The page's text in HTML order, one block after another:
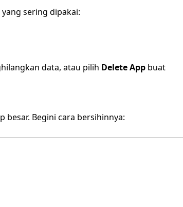
sering dipakai:
data, atau pilih Delete App buat
besar. Begini cara bersihinnya: